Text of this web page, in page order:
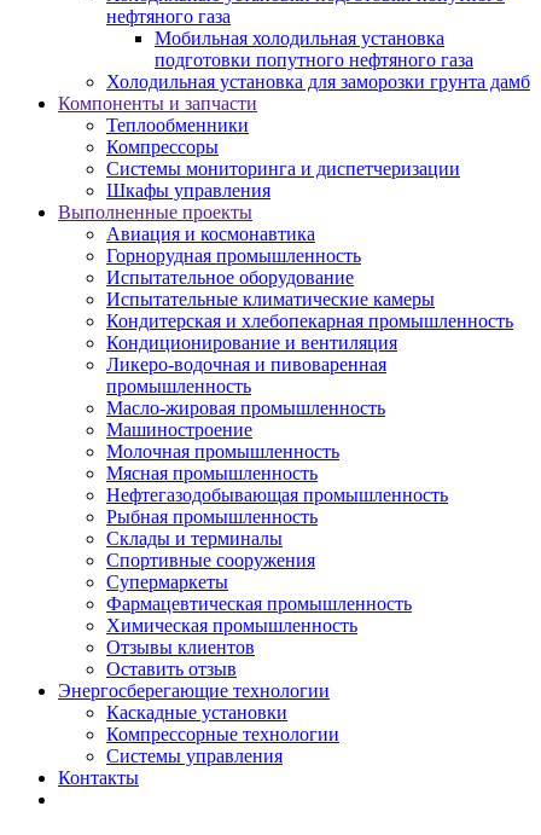
нефтяного газа
Мобильная холодильная установка
подготовки попутного нефтяного газа
Холодильная установка для заморозки грунта дамб
Компоненты и запчасти
Теплообменники
Компрессоры
Системы мониторинга и диспетчеризации
Шкафы управления
Выполненные проекты
Авиация и космонавтика
Горнорудная промышленность
Испытательное оборудование
Испытательные климатические камеры
Кондитерская и хлебопекарная промышленность
Кондиционирование и вентиляция
Ликеро-водочная и пивоваренная
промышленность
Масло-жировая промышленность
Машиностроение
Молочная промышленность
Мясная промышленность
Нефтегазодобывающая промышленность
Рыбная промышленность
Склады и терминалы
Спортивные сооружения
Супермаркеты
Фармацевтическая промышленность
Химическая промышленность
Отзывы клиентов
Оставить отзыв
Энергосберегающие технологии
Каскадные установки
Компрессорные технологии
Системы управления
Контакты